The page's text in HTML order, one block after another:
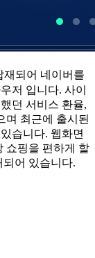
재되어 네이버를
저 입니다. 사이
던 서비스 환율,
며 최근에 출시된
습니다. 웹화면
쇼핑을 편하게 할
어 있습니다.